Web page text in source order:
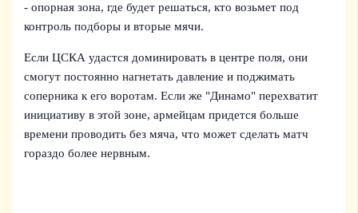
- опорная зона, где будет решаться, кто возьмет под
контроль подборы и вторые мячи.
Если ЦСКА удастся доминировать в центре поля, они
смогут постоянно нагнетать давление и поджимать
соперника к его воротам. Если же "Динамо" перехватит
инициативу в этой зоне, армейцам придется больше
времени проводить без мяча, что может сделать матч
гораздо более нервным.